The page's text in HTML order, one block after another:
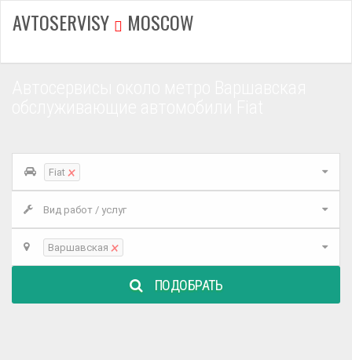
AVTOSERVISY MOSCOW
Fiat ×
Вид работ / услуг
Варшавская ×
ПОДОБРАТЬ